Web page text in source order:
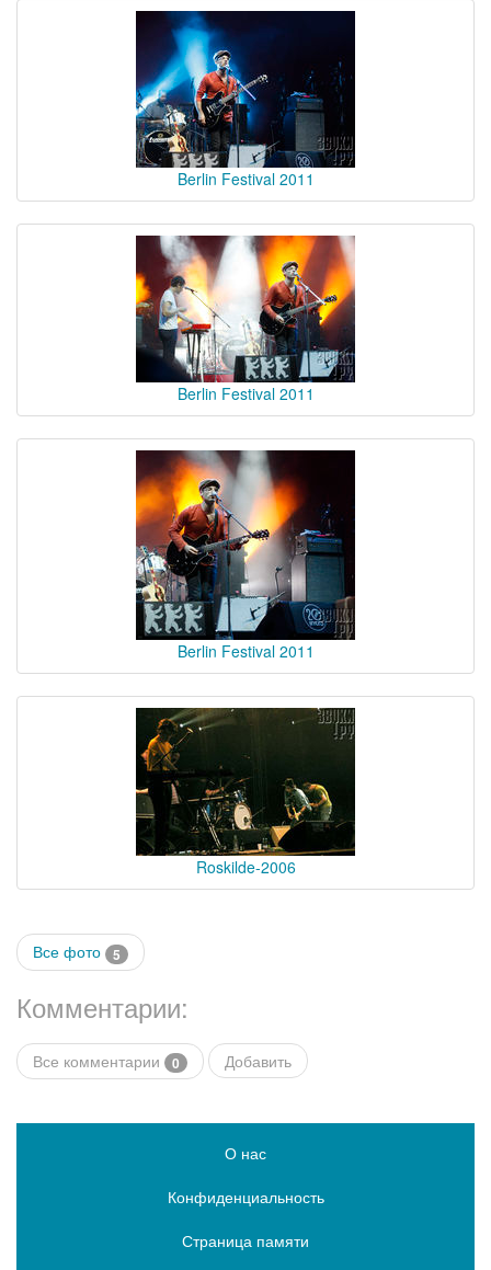
Berlin Festival 2011
Berlin Festival 2011
Berlin Festival 2011
Roskilde-2006
Все фото 5
Комментарии:
Все комментарии 0 Добавить
О нас
Конфиденциальность
Страница памяти